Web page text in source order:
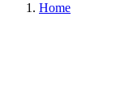
Home